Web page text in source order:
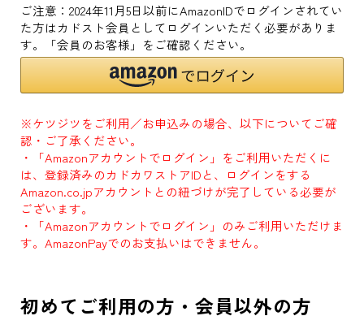
ご注意：2024年11月5日以前にAmazonIDでログインされてい
た方はカドスト会員としてログインいただく必要がありま
す。「会員のお客様」をご確認ください。
※ケツジツをご利用／お申込みの場合、以下についてご確
認・ご了承ください。
・「Amazonアカウントでログイン」をご利用いただくに
は、登録済みのカドカワストアIDと、ログインをする
Amazon.co.jpアカウントとの紐づけが完了している必要が
ございます。
・「Amazonアカウントでログイン」のみご利用いただけま
す。AmazonPayでのお支払いはできません。
初めてご利用の方・会員以外の方